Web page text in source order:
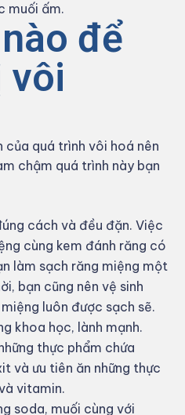
muối ấm.
để
vôi
của quá trình vôi hoá nên
chậm quá trình này bạn
cách và đều đặn. Việc
cùng kem đánh răng có
làm sạch răng miệng một
bạn cũng nên vệ sinh
luôn được sạch sẽ.
khoa học, lành mạnh.
thực phẩm chứa
và ưu tiên ăn những thực
vitamin.
soda, muối cùng với